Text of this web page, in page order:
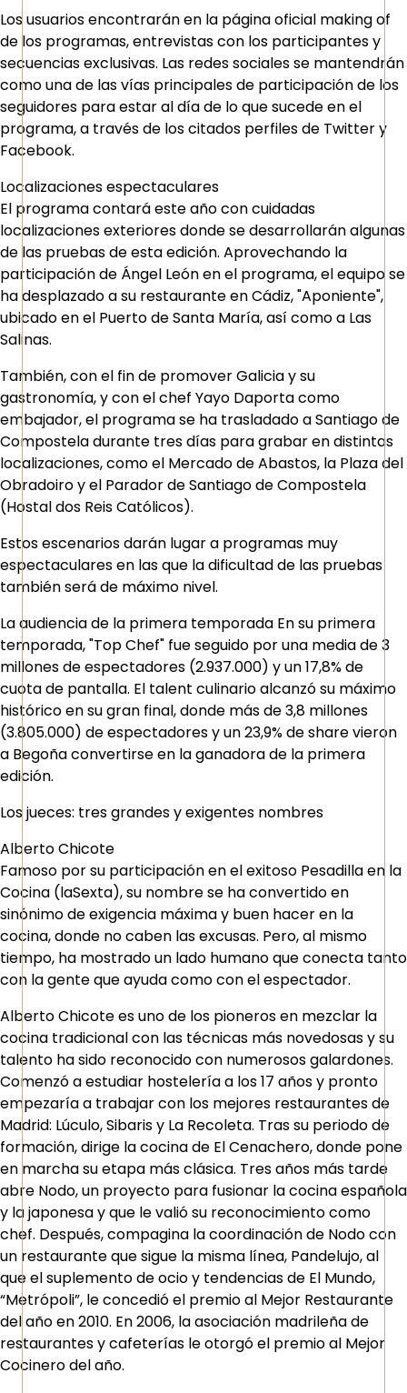
Los usuarios encontrarán en la página oficial making of
de los programas, entrevistas con los participantes y
secuencias exclusivas. Las redes sociales se mantendrán
como una de las vías principales de participación de los
seguidores para estar al día de lo que sucede en el
programa, a través de los citados perfiles de Twitter y
Facebook.
Localizaciones espectaculares
El programa contará este año con cuidadas
localizaciones exteriores donde se desarrollarán algunas
de las pruebas de esta edición. Aprovechando la
participación de Ángel León en el programa, el equipo se
ha desplazado a su restaurante en Cádiz, "Aponiente",
ubicado en el Puerto de Santa María, así como a Las
Salinas.
También, con el fin de promover Galicia y su
gastronomía, y con el chef Yayo Daporta como
embajador, el programa se ha trasladado a Santiago de
Compostela durante tres días para grabar en distintas
localizaciones, como el Mercado de Abastos, la Plaza del
Obradoiro y el Parador de Santiago de Compostela
(Hostal dos Reis Católicos).
Estos escenarios darán lugar a programas muy
espectaculares en las que la dificultad de las pruebas
también será de máximo nivel.
La audiencia de la primera temporada En su primera
temporada, "Top Chef" fue seguido por una media de 3
millones de espectadores (2.937.000) y un 17,8% de
cuota de pantalla. El talent culinario alcanzó su máximo
histórico en su gran final, donde más de 3,8 millones
(3.805.000) de espectadores y un 23,9% de share vieron
a Begoña convertirse en la ganadora de la primera
edición.
Los jueces: tres grandes y exigentes nombres
Alberto Chicote
Famoso por su participación en el exitoso Pesadilla en la
Cocina (laSexta), su nombre se ha convertido en
sinónimo de exigencia máxima y buen hacer en la
cocina, donde no caben las excusas. Pero, al mismo
tiempo, ha mostrado un lado humano que conecta tanto
con la gente que ayuda como con el espectador.
Alberto Chicote es uno de los pioneros en mezclar la
cocina tradicional con las técnicas más novedosas y su
talento ha sido reconocido con numerosos galardones.
Comenzó a estudiar hostelería a los 17 años y pronto
empezaría a trabajar con los mejores restaurantes de
Madrid: Lúculo, Sibaris y La Recoleta. Tras su periodo de
formación, dirige la cocina de El Cenachero, donde pone
en marcha su etapa más clásica. Tres años más tarde
abre Nodo, un proyecto para fusionar la cocina española
y la japonesa y que le valió su reconocimiento como
chef. Después, compagina la coordinación de Nodo con
un restaurante que sigue la misma línea, Pandelujo, al
que el suplemento de ocio y tendencias de El Mundo,
“Metrópoli”, le concedió el premio al Mejor Restaurante
del año en 2010. En 2006, la asociación madrileña de
restaurantes y cafeterías le otorgó el premio al Mejor
Cocinero del año.